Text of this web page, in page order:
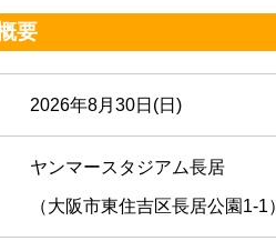
要
2026年8月30日(日)
ヤンマースタジアム長居
（大阪市東住吉区長居公園1-1）